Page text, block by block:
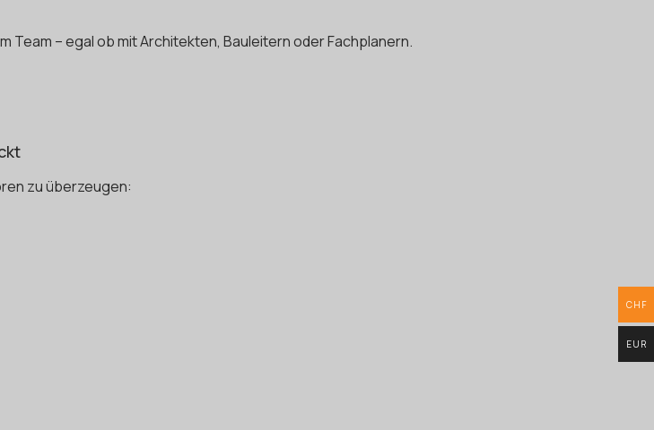
Team – egal ob mit Architekten, Bauleitern oder Fachplanern.
zu überzeugen:
CHF
EUR